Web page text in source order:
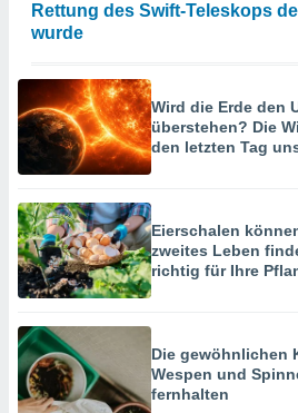
Rettung des Swift-Teleskops
wurde
Wird die Erde den
überstehen? Die
den letzten Tag
Eierschalen
zweites Leben
richtig für Ihre
Die gewöhnlichen
Wespen und
fernhalten